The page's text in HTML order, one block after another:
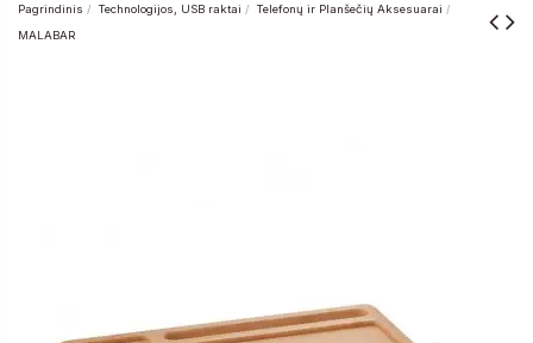
Pagrindinis Technologijos, USB raktai
Telefonų ir Planšečių Aksesuarai
MALABAR